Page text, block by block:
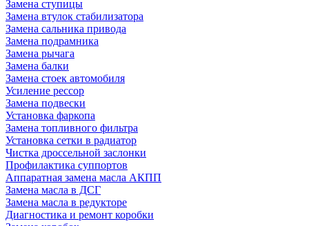
Замена ступицы
Замена втулок стабилизатора
Замена сальника привода
Замена подрамника
Замена рычага
Замена балки
Замена стоек автомобиля
Усиление рессор
Замена подвески
Установка фаркопа
Замена топливного фильтра
Установка сетки в радиатор
Чистка дроссельной заслонки
Профилактика суппортов
Аппаратная замена масла АКПП
Замена масла в ДСГ
Замена масла в редукторе
Диагностика и ремонт коробки